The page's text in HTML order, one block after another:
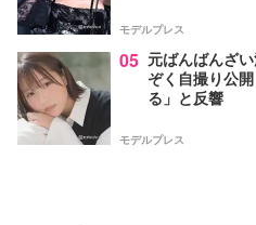
モデルプレス
05 元ばんばんざ
ぞく自撮り公
る」と反響
モデルプレス